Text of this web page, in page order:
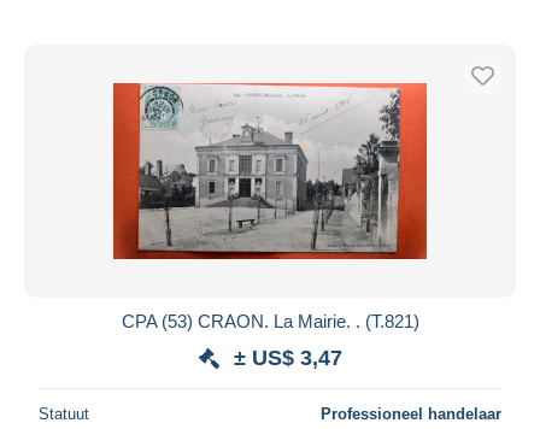
CPA (53) CRAON. La Mairie. . (T.821)
± US$ 3,47
Statuut Professioneel handelaar